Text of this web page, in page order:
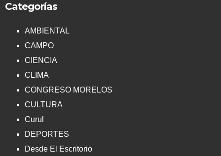
Categorías
AMBIENTAL
CAMPO
CIENCIA
CLIMA
CONGRESO MORELOS
CULTURA
Curul
DEPORTES
Desde El Escritorio